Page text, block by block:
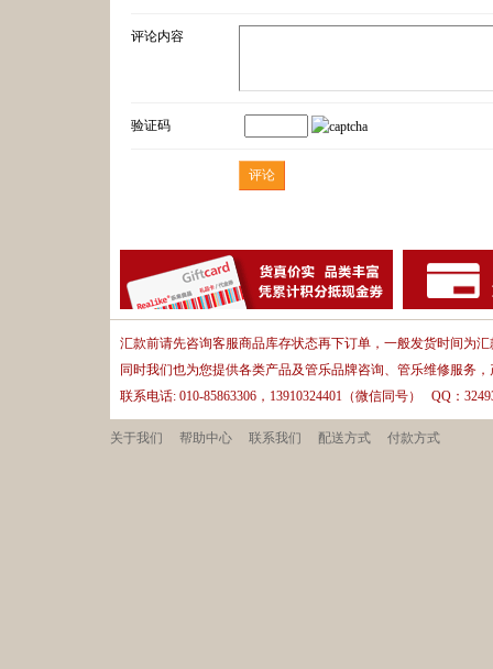
评论内容
验证码
汇款前请先咨询客服商品库存状态再下订单，一般发货时间为汇
同时我们也为您提供各类产品及管乐品牌咨询、管乐维修服务
联系电话: 010-85863306，13910324401（微信同号） QQ：
关于我们 帮助中心 联系我们 配送方式 付款方式